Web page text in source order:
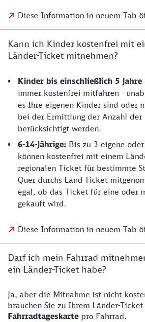
Diese Information in neuem Tab
Kann ich Kinder kostenfrei mit
Länder-Ticket mitnehmen?
Kinder bis einschließlich 5 Jahre
immer kostenfrei mitfahren -
es Ihre eigenen Kinder sind oder
bei der Ermittlung der Anzahl der
berücksichtigt werden.
6-14-Jährige: Bis zu 3 eigene
können kostenfrei mit einem
regionalen Ticket für bestimmte
Quer-durchs-Land-Ticket
egal, ob das Ticket für eine oder
gekauft wird.
Diese Information in neuem Tab
Darf ich mein Fahrrad
ein Länder-Ticket habe?
Ja, aber die Mitnahme ist nicht
brauchen Sie zu Ihrem Länder-Ticket
Fahrradtageskarte pro Fahrrad.